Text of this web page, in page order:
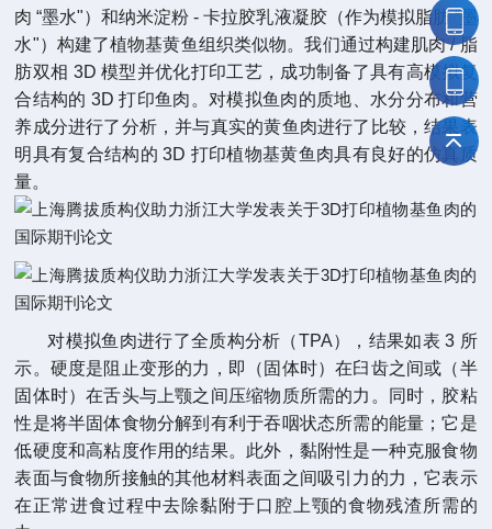
肉 “墨水"）和纳米淀粉 - 卡拉胶乳液凝胶（作为模拟脂肪 “墨
水"）构建了植物基黄鱼组织类似物。我们通过构建肌肉 / 脂
肪双相 3D 模型并优化打印工艺，成功制备了具有高模拟复
合结构的 3D 打印鱼肉。对模拟鱼肉的质地、水分分布和营
养成分进行了分析，并与真实的黄鱼肉进行了比较，结果表
明具有复合结构的 3D 打印植物基黄鱼肉具有良好的仿真质
量。
对模拟鱼肉进行了全质构分析（TPA），结果如表 3 所
示。硬度是阻止变形的力，即（固体时）在臼齿之间或（半
固体时）在舌头与上颚之间压缩物质所需的力。同时，胶粘
性是将半固体食物分解到有利于吞咽状态所需的能量；它是
低硬度和高粘度作用的结果。此外，黏附性是一种克服食物
表面与食物所接触的其他材料表面之间吸引力的力，它表示
在正常进食过程中去除黏附于口腔上颚的食物残渣所需的